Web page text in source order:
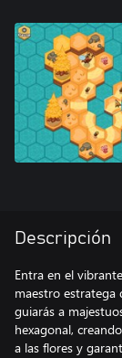
Descripción
Entra en el
maestro estratega
guiarás a
hexagonal,
a las flores y